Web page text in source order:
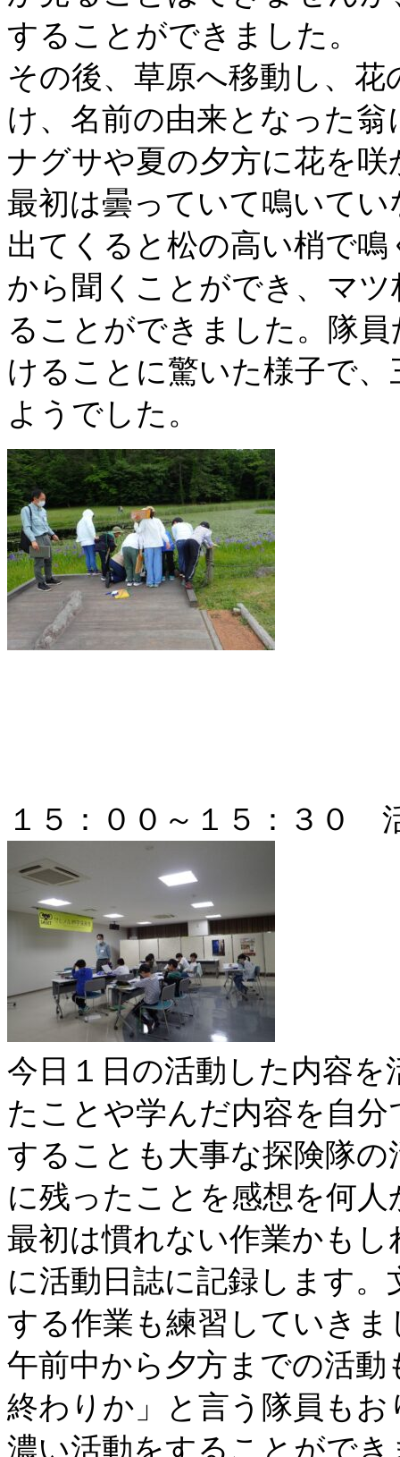
することができました。
その後、草原へ移動し、
け、名前の由来となった
ナグサや夏の夕方に花を
最初は曇っていて鳴いて
出てくると松の高い梢で
から聞くことができ、マ
ることができました。隊
けることに驚いた様子で
ようでした。
１５：００～１５：３
今日１日の活動した内容
たことや学んだ内容を自
することも大事な探険隊
に残ったことを感想を何
最初は慣れない作業かも
に活動日誌に記録します
する作業も練習していきま
午前中から夕方までの活
終わりか」と言う隊員も
濃い活動をすることができ